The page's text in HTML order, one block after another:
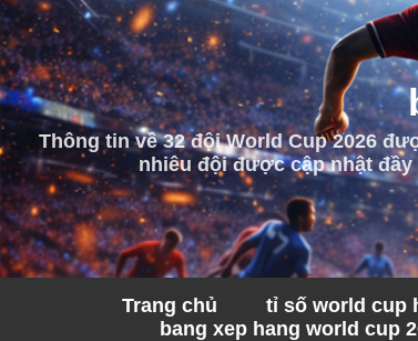
Thông tin về 32 đội World Cup 2026
nhiêu đội được cập nhật
Trang chủ tỉ số world cup
bang xep hang world cup